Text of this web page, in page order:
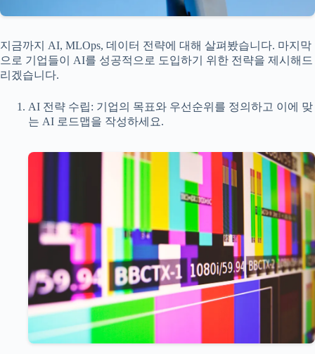
지금까지 AI, MLOps, 데이터 전략에 대해 살펴봤습니다. 마지막
으로 기업들이 AI를 성공적으로 도입하기 위한 전략을 제시해드
리겠습니다.
AI 전략 수립: 기업의 목표와 우선순위를 정의하고 이에 맞
는 AI 로드맵을 작성하세요.